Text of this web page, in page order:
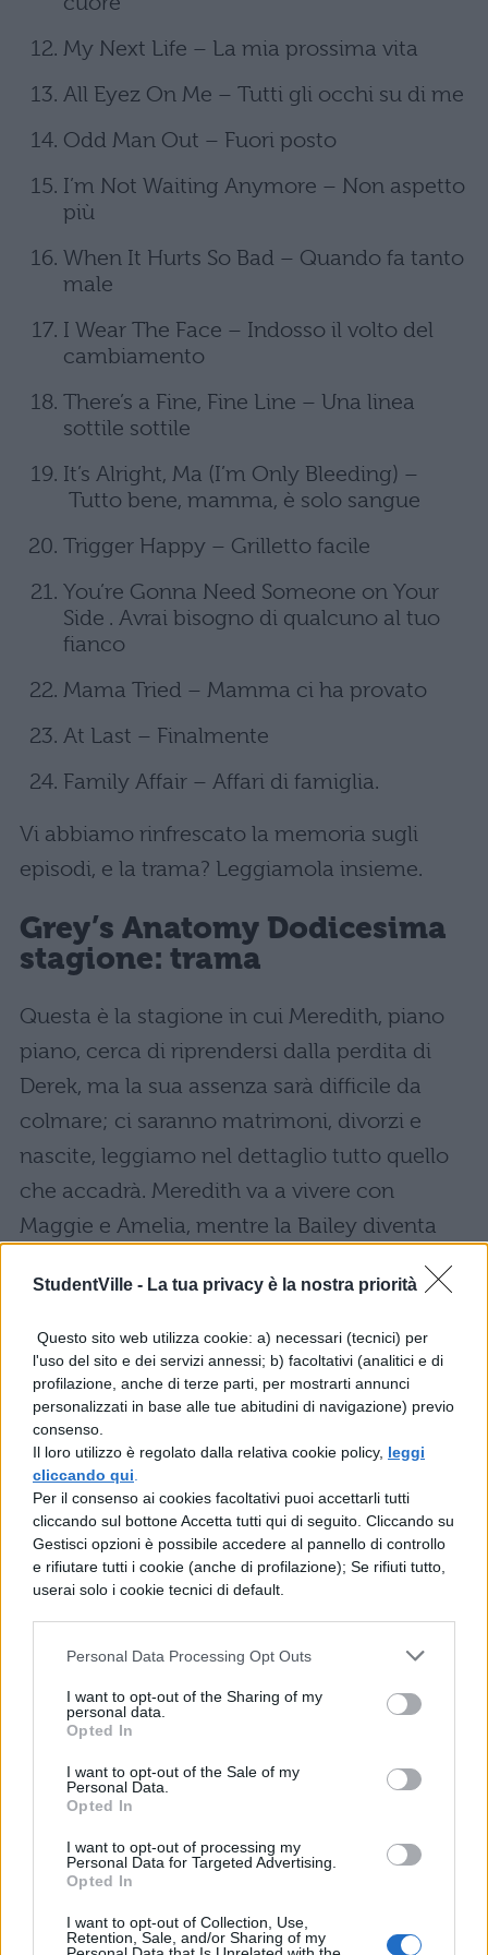
StudentVille - La tua privacy è la nostra priorità
Questo sito web utilizza cookie: a) necessari (tecnici) per
l'uso del sito e dei servizi annessi; b) facoltativi (analitici e di
profilazione, anche di terze parti, per mostrarti annunci
personalizzati in base alle tue abitudini di navigazione) previo
consenso.
Il loro utilizzo è regolato dalla relativa cookie policy, leggi
cliccando qui
Per il consenso ai cookies facoltativi puoi accettarli tutti
cliccando sul bottone Accetta tutti qui di seguito. Cliccando su
Gestisci opzioni è possibile accedere al pannello di controllo
e rifiutare tutti i cookie (anche di profilazione); Se rifiuti tutto,
userai solo i cookie tecnici di default.
Personal Data Processing Opt Outs
I want to opt-out of the Sharing of my
personal data.
Opted In
I want to opt-out of the Sale of my
Personal Data.
Opted In
I want to opt-out of processing my
Personal Data for Targeted Advertising.
Opted In
I want to opt-out of Collection, Use,
Retention, Sale, and/or Sharing of my
My Next Life – La mia prossima vita
All Eyez On Me – Tutti gli occhi su di me
Odd Man Out – Fuori posto
I’m Not Waiting Anymore – Non aspetto
più
When It Hurts So Bad – Quando fa tanto
male
I Wear The Face – Indosso il volto del
cambiamento
There’s a Fine, Fine Line – Una linea
sottile sottile
It’s Alright, Ma (I’m Only Bleeding) –
Tutto bene, mamma, è solo sangue
Trigger Happy – Grilletto facile
You’re Gonna Need Someone on Your
Side . Avrai bisogno di qualcuno al tuo
fianco
Mama Tried – Mamma ci ha provato
At Last – Finalmente
Family Affair – Affari di famiglia.
Vi abbiamo rinfrescato la memoria sugli
episodi, e la trama? Leggiamola insieme.
Grey’s Anatomy Dodicesima
stagione: trama
Questa è la stagione in cui Meredith, piano
piano, cerca di riprendersi dalla perdita di
Derek, ma la sua assenza sarà difficile da
colmare; ci saranno matrimoni, divorzi e
nascite, leggiamo nel dettaglio tutto quello
che accadrà. Meredith va a vivere con
Maggie e Amelia, mentre la Bailey diventa
primario di Chirurgia Generale. Jackson ed
April divorziano e poco dopo i due scoprono
che April è incinta. Callie e Arizona vendono
la casa e la Torres intraprende una relazione
con Penny Blake. Jo rifiuta di sposare Alex in
quanto è già sposata con un uomo violento
che non le concede il divorzio. Meredith
inizia una relazione con l’oncologo Will
Thorphe, ma non è semplice dimenticare
Riggs, che si scopre essere l’ex fidanzato
incidente con l’elicottero. Owen e Amelia
Torres finiscono in tribunale per
l’affidamento della figlia: vince Arizona.
Amelia sposa Owen e durante il matrimonio
April entra in travaglio e partorisce una
bambina. Alex litiga con Jo e tornato a casa